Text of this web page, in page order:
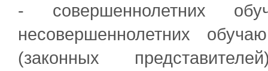
- совершеннолетних
несовершеннолетних
(законных